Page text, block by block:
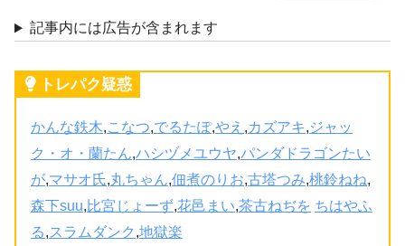
記事内には広告が含まれます
トレパク疑惑
かんな鉄木,こなつ,でるたぽ,やえ ,カズアキ,ジャッ
ク・オ・蘭たん,ハシヅメユウヤ,パンダドラゴンたい
が,マサオ氏,丸ちゃん,佃煮のりお,古塔つみ,桃鈴ねね,
森下suu,比宮じょーず,花邑まい,茶古ねぢを ちはやふ
る,スラムダンク ,地獄楽